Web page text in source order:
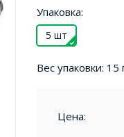
Упаковка:
5 шт
Вес упаковки: 15
Цена: